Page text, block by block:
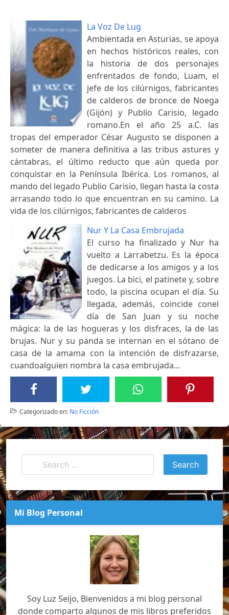
La Voz De Lug
Ambientada en Asturias, se apoya
en hechos históricos reales, con
la historia de dos personajes
enfrentados de fondo, Luam, el
jefe de los cilúrnigos, fabricantes
de calderos de bronce de Noega
(Gijón) y Publio Carisio, legado
romano.En el año 25 a.C. las
tropas del emperador César Augusto se disponen a
someter de manera definitiva a las tribus astures y
cántabras, el último reducto que aún queda por
conquistar en la Península Ibérica. Los romanos, al
mando del legado Publio Carisio, llegan hasta la costa
arrasando todo lo que encuentran en su camino. La
vida de los cilúrnigos, fabricantes de calderos
Nur Y La Casa Embrujada
El curso ha finalizado y Nur ha
vuelto a Larrabetzu. Es la época
de dedicarse a los amigos y a los
juegos. La bici, el patinete y, sobre
todo, la piscina ocupan el día. Su
llegada, además, coincide conel
día de San Juan y su noche
mágica: la de las hogueras y los disfraces, la de las
brujas. Nur y su panda se internan en el sótano de
casa de la amama con la intención de disfrazarse,
cuandoalguien nombra la casa embrujada...
Categorizado en: No Ficción
Mi Blog Personal
Soy Luz Seijo, Bienvenidos a mi blog personal
donde comparto algunos de mis libros preferidos